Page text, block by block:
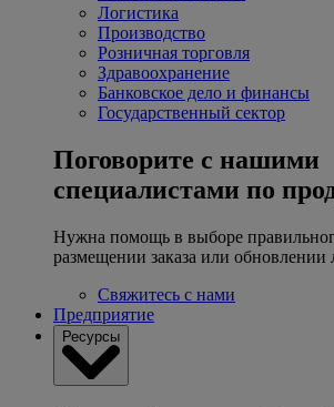
Логистика
Производство
Розничная торговля
Здравоохранение
Банковское дело и финансы
Государственный сектор
Поговорите с нашими
специалистами по
Нужна помощь в выборе
размещении заказа или обновлении
Свяжитесь с нами
Предприятие
Ресурсы